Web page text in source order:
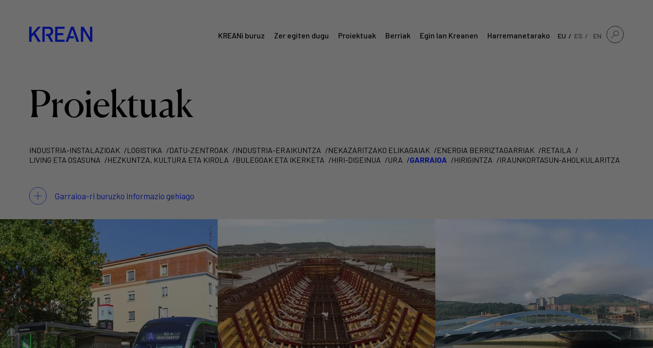
KREANi buruz Zer egiten dugu Proiektuak Berriak Egin lan Kreanen Harremanetarako EU ES EN
Proiektuak
Garraioa-ri buruzko informazio gehiago
INDUSTRIA-INSTALAZIOAK LOGISTIKA DATU-ZENTROAK INDUSTRIA-ERAIKUNTZA NEKAZARITZAKO ELIKAGAIAK ENERGIA BERRIZTAGARRIAK
RETAILA
LIVING ETA OSASUNA
HEZKUNTZA, KULTURA ETA KIROLA BULEGOAK ETA IKERKETA HIRI-DISEINUA URA GARRAIOA HIRIGINTZA IRAUNKORTASUN-AHOLKULARITZA